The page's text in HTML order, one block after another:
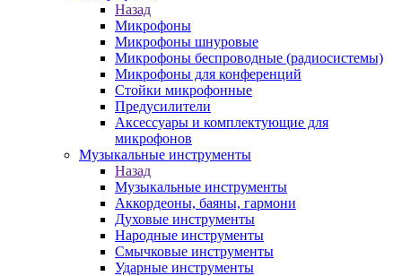
Назад
Микрофоны
Микрофоны шнуровые
Микрофоны беспроводные (радиосистемы)
Микрофоны для конференций
Стойки микрофонные
Предусилители
Аксессуары и комплектующие для
микрофонов
Музыкальные инструменты
Назад
Музыкальные инструменты
Аккордеоны, баяны, гармони
Духовые инструменты
Народные инструменты
Смычковые инструменты
Ударные инструменты